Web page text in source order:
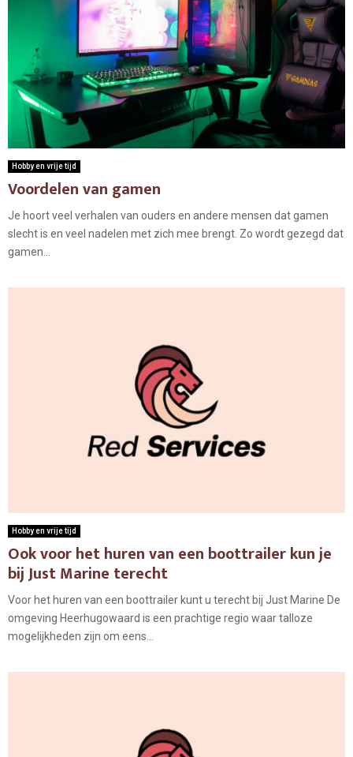
Hobby en vrije tijd
Voordelen van gamen
Je hoort veel verhalen van ouders en andere mensen dat gamen
slecht is en veel nadelen met zich mee brengt. Zo wordt gezegd dat
gamen...
Hobby en vrije tijd
Ook voor het huren van een boottrailer kun je
bij Just Marine terecht
Voor het huren van een boottrailer kunt u terecht bij Just Marine De
omgeving Heerhugowaard is een prachtige regio waar talloze
mogelijkheden zijn om eens...